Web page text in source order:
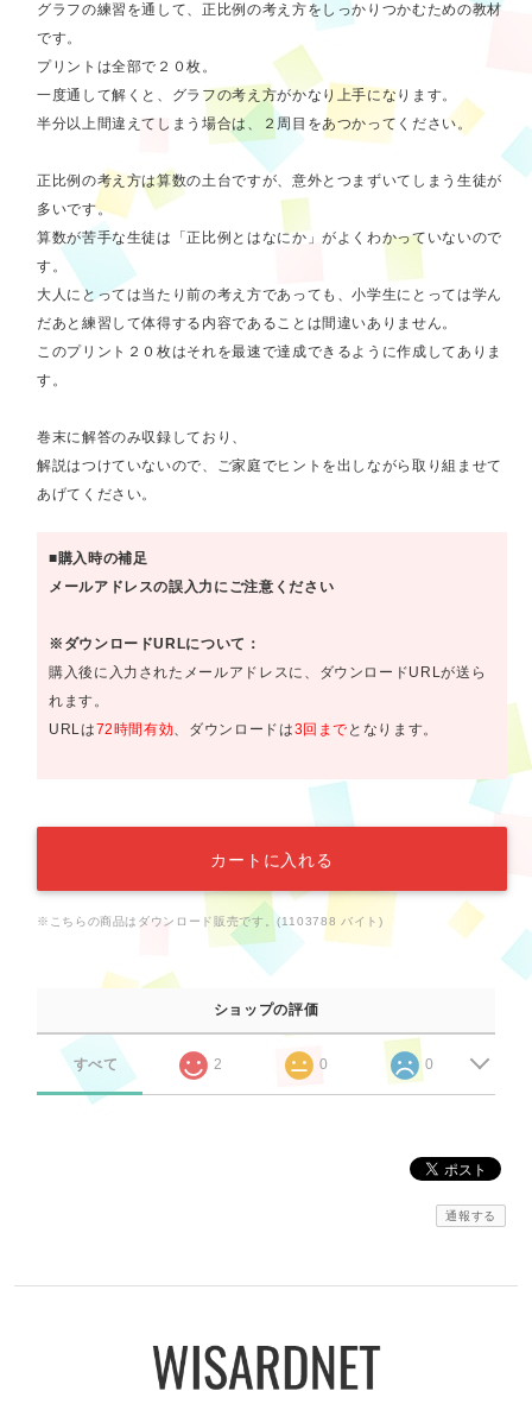
グラフの練習を通して、正比例の考え方をしっかりつかむための教材
です。
プリントは全部で２０枚。
一度通して解くと、グラフの考え方がかなり上手になります。
半分以上間違えてしまう場合は、２周目をあつかってください。
正比例の考え方は算数の土台ですが、意外とつまずいてしまう生徒が
多いです。
算数が苦手な生徒は「正比例とはなにか」がよくわかっていないので
す。
大人にとっては当たり前の考え方であっても、小学生にとっては学ん
だあと練習して体得する内容であることは間違いありません。
このプリント２０枚はそれを最速で達成できるように作成してありま
す。
巻末に解答のみ収録しており、
解説はつけていないので、ご家庭でヒントを出しながら取り組ませて
あげてください。
■購入時の補足
メールアドレスの誤入力にご注意ください
※ダウンロードURLについて：
購入後に入力されたメールアドレスに、ダウンロードURLが送ら
れます。
URLは72時間有効、ダウンロードは3回まで となります。
カートに入れる
※こちらの商品はダウンロード販売です。(1103788 バイト)
ショップの評価
すべて 2 0 0
通報する